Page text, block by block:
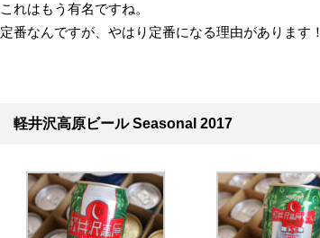
これはもう有名ですね。
定番なんですが、やはり定番になる理由があります！
軽井沢高原ビール Seasonal 2017